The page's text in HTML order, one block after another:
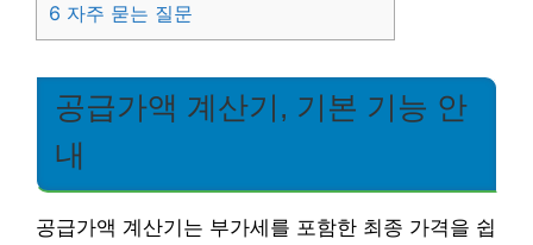
6 자주 묻는 질문
공급가액 계산기, 기본 기능 안
내
공급가액 계산기는 부가세를 포함한 최종 가격을 쉽